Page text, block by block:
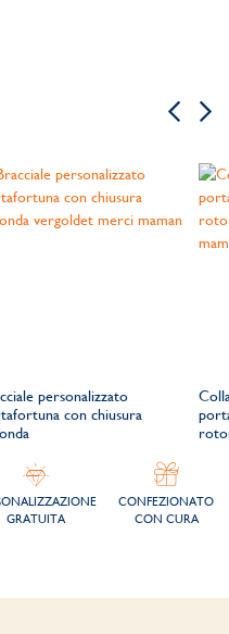
personalizzato
con chiusura
GRATUITA
CONFEZIONATO
CON CURA